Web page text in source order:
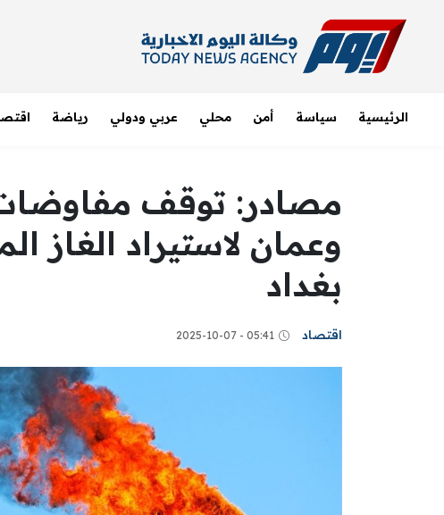
الرئيسية سياسة أمن محلي عربي ودولي رياضة
مصادر: توقف مفاوضات
وعمان لاستيراد
بغداد
اقتصاد 05:41 - 2025-10-07